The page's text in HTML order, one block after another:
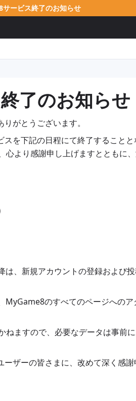
ービス終了のお知らせ
了のお知らせ
がとうございます。
を下記の日程にて終了すること
心より感謝申し上げますとともに
、新規アカウントの登録および
のすべてのページへのア
ますので、必要なデータは事前
ザーの皆さまに、改めて深く感謝